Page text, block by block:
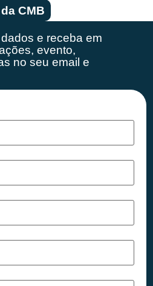
CMB
e receba em
evento,
no seu email e